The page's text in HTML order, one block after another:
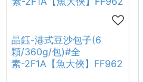
晶鈺-港式豆沙包子(6
顆/360g/包)#全
素-2F1A【魚大俠】FF962